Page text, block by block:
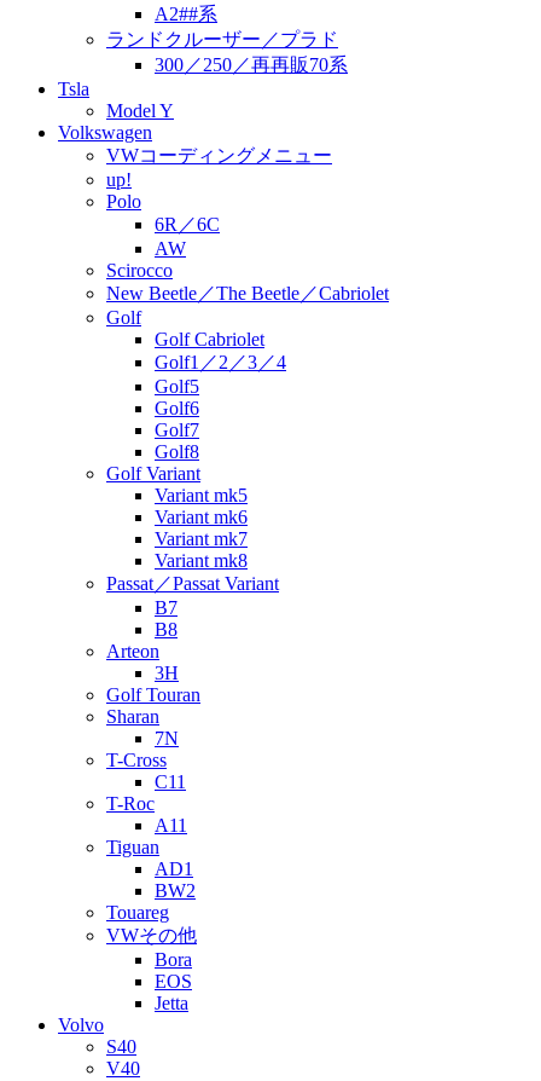
A2##系
ランドクルーザー／プラド
300／250／再再販70系
Tsla
Model Y
Volkswagen
VWコーディングメニュー
up!
Polo
6R／6C
AW
Scirocco
New Beetle／The Beetle／Cabriolet
Golf
Golf Cabriolet
Golf1／2／3／4
Golf5
Golf6
Golf7
Golf8
Golf Variant
Variant mk5
Variant mk6
Variant mk7
Variant mk8
Passat／Passat Variant
B7
B8
Arteon
3H
Golf Touran
Sharan
7N
T-Cross
C11
T-Roc
A11
Tiguan
AD1
BW2
Touareg
VWその他
Bora
EOS
Jetta
Volvo
S40
V40